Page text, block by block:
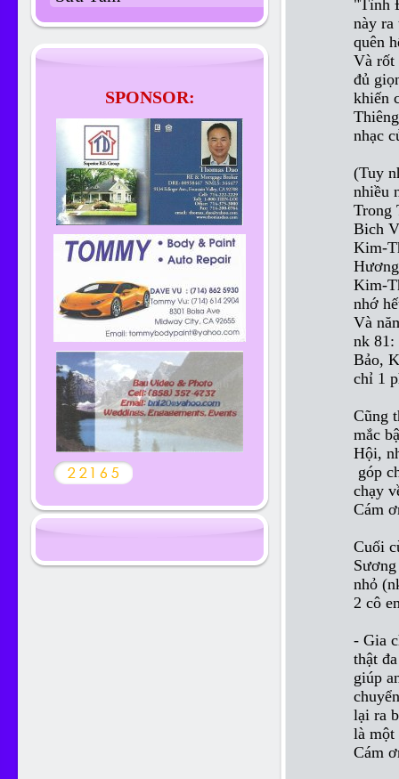
"Tình
này ra
quên
Và rốt
đủ
khiến
nhạc
(Tuy
nhiều
Trong
Bich
Kim-
Kim-
nhớ
Và
nk 81:
Bảo,
chỉ 1
Cũng
mắc
Hội,
góp
chạy
Cám
Cuối
nhỏ
2 cô
- Gia
thật
giúp
lại ra
là một
Cám
SPONSOR: